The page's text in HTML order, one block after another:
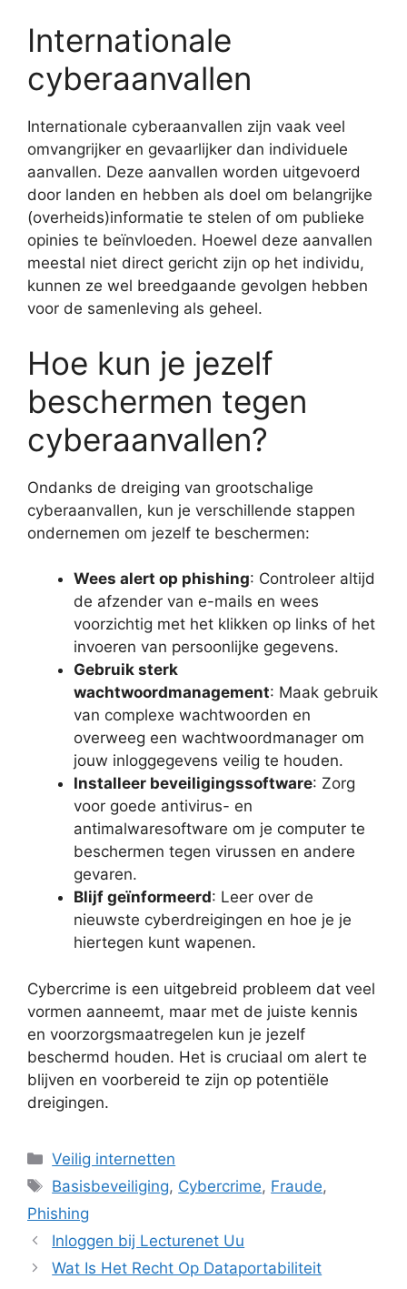
Internationale
cyberaanvallen
Internationale cyberaanvallen zijn vaak veel
omvangrijker en gevaarlijker dan individuele
aanvallen. Deze aanvallen worden uitgevoerd
door landen en hebben als doel om belangrijke
(overheids)informatie te stelen of om publieke
opinies te beïnvloeden. Hoewel deze aanvallen
meestal niet direct gericht zijn op het individu,
kunnen ze wel breedgaande gevolgen hebben
voor de samenleving als geheel.
Hoe kun je jezelf
beschermen tegen
cyberaanvallen?
Ondanks de dreiging van grootschalige
cyberaanvallen, kun je verschillende stappen
ondernemen om jezelf te beschermen:
Wees alert op phishing: Controleer altijd
de afzender van e-mails en wees
voorzichtig met het klikken op links of het
invoeren van persoonlijke gegevens.
Gebruik sterk
wachtwoordmanagement: Maak gebruik
van complexe wachtwoorden en
overweeg een wachtwoordmanager om
jouw inloggegevens veilig te houden.
Installeer beveiligingssoftware: Zorg
voor goede antivirus- en
antimalwaresoftware om je computer te
beschermen tegen virussen en andere
gevaren.
Blijf geïnformeerd: Leer over de
nieuwste cyberdreigingen en hoe je je
hiertegen kunt wapenen.
Cybercrime is een uitgebreid probleem dat veel
vormen aanneemt, maar met de juiste kennis
en voorzorgsmaatregelen kun je jezelf
beschermd houden. Het is cruciaal om alert te
blijven en voorbereid te zijn op potentiële
dreigingen.
Categorieën
Veilig internetten
Tags
Basisbeveiliging, Cybercrime, Fraude,
Phishing
Inloggen bij Lecturenet Uu
Wat Is Het Recht Op Dataportabiliteit